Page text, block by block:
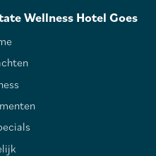
Wellness Hotel Goes